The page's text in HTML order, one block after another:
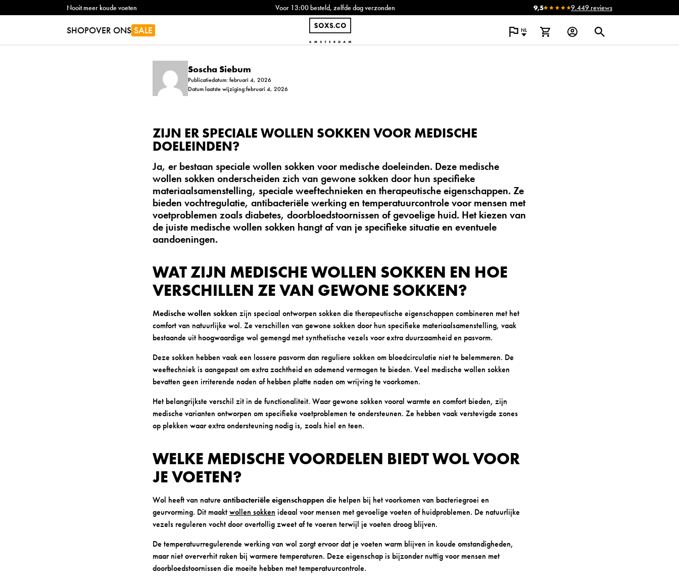
Nooit meer koude voeten Voor 13:00 besteld, zelfde dag verzonden 9,5 9.449 reviews
SHOPOVER ONS SALE NL
Soscha Siebum
Publicatiedatum: februari 4, 2026
Datum laatste wijziging:februari 4, 2026
ZIJN ER SPECIALE WOLLEN SOKKEN VOOR MEDISCHE
DOELEINDEN?
Ja, er bestaan speciale wollen sokken voor medische doeleinden. Deze medische
wollen sokken onderscheiden zich van gewone sokken door hun specifieke
materiaalsamenstelling, speciale weeftechnieken en therapeutische eigenschappen. Ze
bieden vochtregulatie, antibacteriële werking en temperatuurcontrole voor mensen met
voetproblemen zoals diabetes, doorbloedstoornissen of gevoelige huid. Het kiezen van
de juiste medische wollen sokken hangt af van je specifieke situatie en eventuele
aandoeningen.
WAT ZIJN MEDISCHE WOLLEN SOKKEN EN HOE
VERSCHILLEN ZE VAN GEWONE SOKKEN?
Medische wollen sokken zijn speciaal ontworpen sokken die therapeutische eigenschappen combineren met het
comfort van natuurlijke wol. Ze verschillen van gewone sokken door hun specifieke materiaalsamenstelling, vaak
bestaande uit hoogwaardige wol gemengd met synthetische vezels voor extra duurzaamheid en pasvorm.
Deze sokken hebben vaak een lossere pasvorm dan reguliere sokken om bloedcirculatie niet te belemmeren. De
weeftechniek is aangepast om extra zachtheid en ademend vermogen te bieden. Veel medische wollen sokken
bevatten geen irriterende naden of hebben platte naden om wrijving te voorkomen.
Het belangrijkste verschil zit in de functionaliteit. Waar gewone sokken vooral warmte en comfort bieden, zijn
medische varianten ontworpen om specifieke voetproblemen te ondersteunen. Ze hebben vaak verstevigde zones
op plekken waar extra ondersteuning nodig is, zoals hiel en teen.
WELKE MEDISCHE VOORDELEN BIEDT WOL VOOR
JE VOETEN?
Wol heeft van nature antibacteriële eigenschappen die helpen bij het voorkomen van bacteriegroei en
geurvorming. Dit maaktwollen sokken ideaal voor mensen met gevoelige voeten of huidproblemen. De natuurlijke
vezels reguleren vocht door overtollig zweet af te voeren terwijl je voeten droog blijven.
De temperatuurregulerende werking van wol zorgt ervoor dat je voeten warm blijven in koude omstandigheden,
maar niet oververhit raken bij warmere temperaturen. Deze eigenschap is bijzonder nuttig voor mensen met
doorbloedstoornissen die moeite hebben met temperatuurcontrole.